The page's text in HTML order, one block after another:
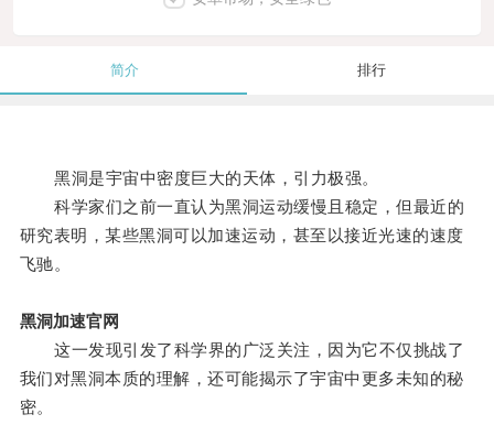
简介 排行
黑洞是宇宙中密度巨大的天体，引力极强。
科学家们之前一直认为黑洞运动缓慢且稳定，但最近的
研究表明，某些黑洞可以加速运动，甚至以接近光速的速度
飞驰。
黑洞加速官网
这一发现引发了科学界的广泛关注，因为它不仅挑战了
我们对黑洞本质的理解，还可能揭示了宇宙中更多未知的秘
密。